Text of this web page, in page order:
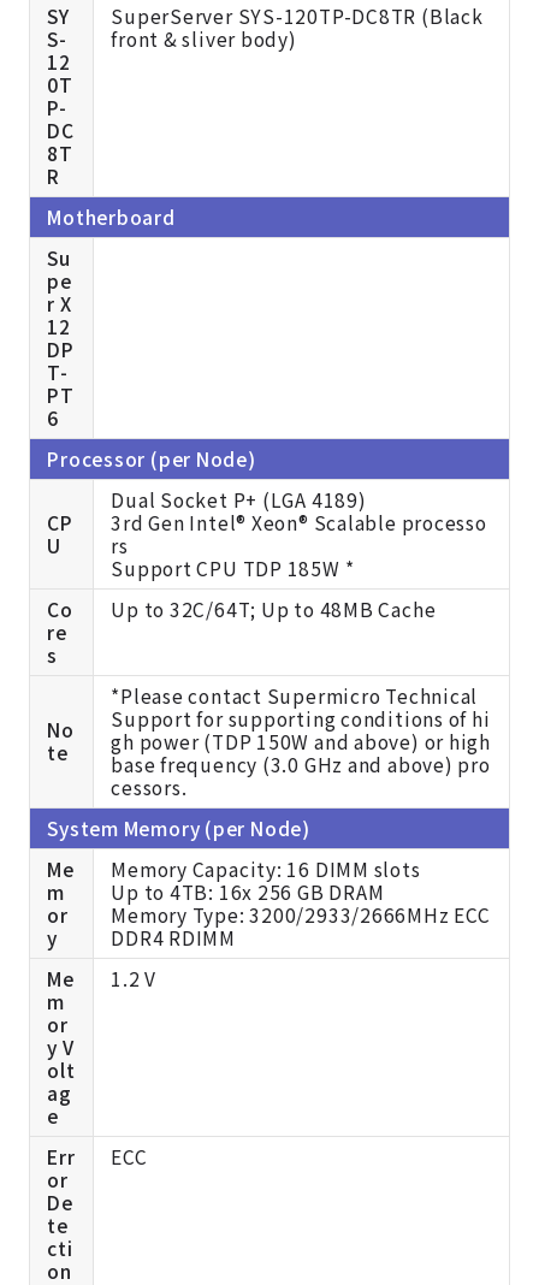
SY
S-
12
0T
P-
DC
8T
R
SuperServer SYS-120TP-DC8TR (Black
front & sliver body)
Motherboard
Su
pe
r X
12
DP
T-
PT
6
Processor (per Node)
CP
U
Dual Socket P+ (LGA 4189)
3rd Gen Intel® Xeon® Scalable processo
rs
Support CPU TDP 185W *
Co
re
s
Up to 32C/64T; Up to 48MB Cache
No
te
*Please contact Supermicro Technical
Support for supporting conditions of hi
gh power (TDP 150W and above) or high
base frequency (3.0 GHz and above) pro
cessors.
System Memory (per Node)
Me
m
or
y
Memory Capacity: 16 DIMM slots
Up to 4TB: 16x 256 GB DRAM
Memory Type: 3200/2933/2666MHz ECC
DDR4 RDIMM
Me
m
or
y V
olt
ag
e
1.2 V
Err
or
De
te
cti
on
ECC